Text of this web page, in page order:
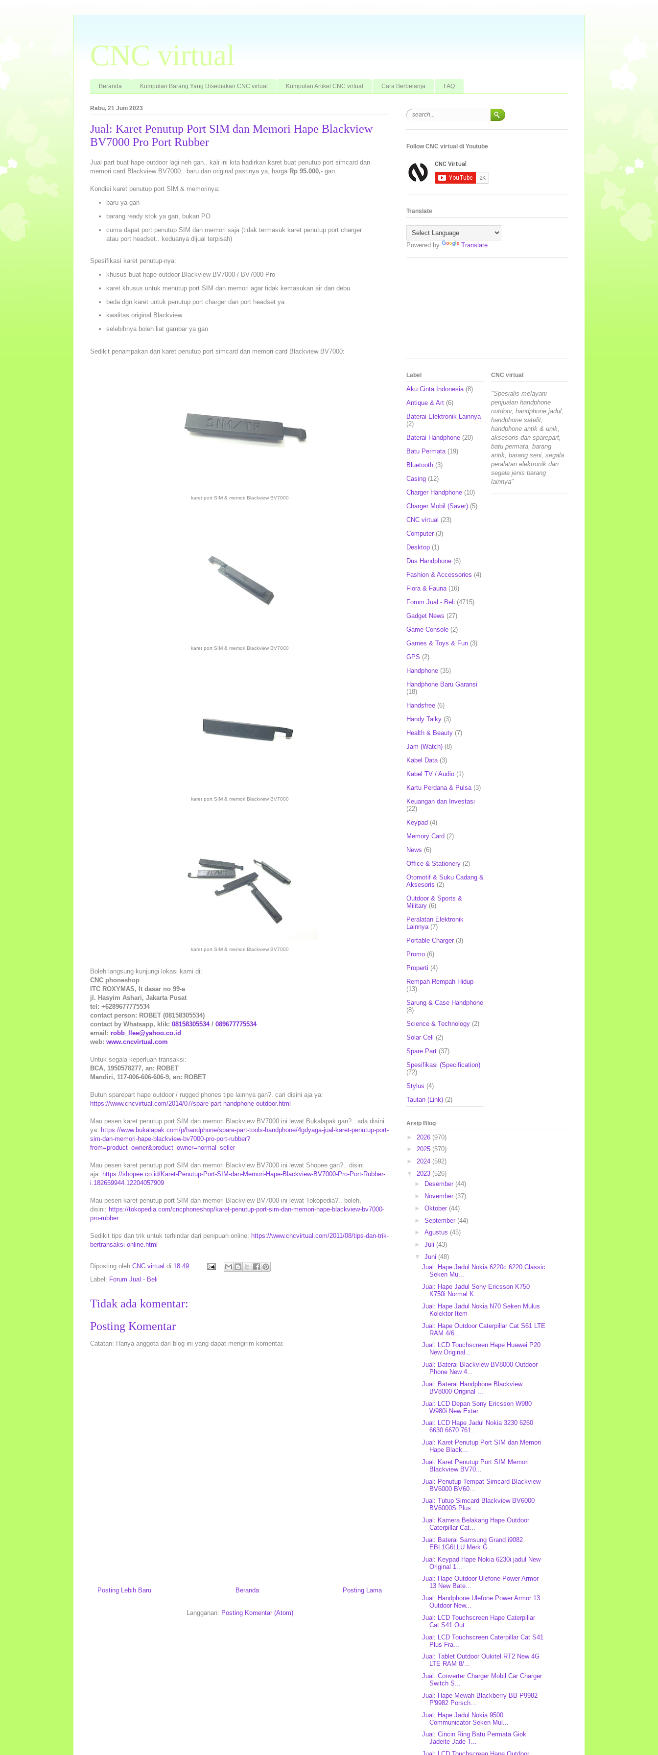
CNC virtual
Beranda Kumpulan Barang Yang Disediakan CNC virtual Kumpulan Artikel CNC virtual Cara Berbelanja FAQ
Rabu, 21 Juni 2023
Jual: Karet Penutup Port SIM dan Memori Hape Blackview
BV7000 Pro Port Rubber
Jual part buat hape outdoor lagi neh gan.. kali ini kita hadirkan karet buat penutup port simcard dan
memori card Blackview BV7000.. baru dan original pastinya ya, harga Rp 95.000,- gan..
Kondisi karet penutup port SIM & memorinya:
baru ya gan
barang ready stok ya gan, bukan PO
cuma dapat port penutup SIM dan memori saja (tidak termasuk karet penutup port charger
atau port headset.. keduanya dijual terpisah)
Spesifikasi karet penutup-nya:
khusus buat hape outdoor Blackview BV7000 / BV7000 Pro
karet khusus untuk menutup port SIM dan memori agar tidak kemasukan air dan debu
beda dgn karet untuk penutup port charger dan port headset ya
kwalitas original Blackview
selebihnya boleh liat gambar ya gan
Sedikit penampakan dari karet penutup port simcard dan memori card Blackview BV7000:
karet port SIM & memori Blackview BV7000
karet port SIM & memori Blackview BV7000
karet port SIM & memori Blackview BV7000
karet port SIM & memori Blackview BV7000
Boleh langsung kunjungi lokasi kami di:
CNC phoneshop
ITC ROXYMAS, lt dasar no 99-a
jl. Hasyim Ashari, Jakarta Pusat
tel: +6289677775534
contact person: ROBET (08158305534)
contact by Whatsapp, klik: 08158305534/ 089677775534
email: robb_llee@yahoo.co.id
web: www.cncvirtual.com
Untuk segala keperluan transaksi:
BCA, 1950578277, an: ROBET
Mandiri, 117-006-606-606-9, an: ROBET
Butuh sparepart hape outdoor / rugged phones tipe lainnya gan?. cari disini aja ya:
https://www.cncvirtual.com/2014/07/spare-part-handphone-outdoor.html
Mau pesen karet penutup port SIM dan memori Blackview BV7000 ini lewat Bukalapak gan?.. ada disini
ya: https://www.bukalapak.com/p/handphone/spare-part-tools-handphone/4gdyaga-jual-karet-penutup-port-
sim-dan-memori-hape-blackview-bv7000-pro-port-rubber?
from=product_owner&product_owner=normal_seller
Mau pesen karet penutup port SIM dan memori Blackview BV7000 ini lewat Shopee gan?.. disini
aja: https://shopee.co.id/Karet-Penutup-Port-SIM-dan-Memori-Hape-Blackview-BV7000-Pro-Port-Rubber-
i.182659944.12204057909
Mau pesen karet penutup port SIM dan memori Blackview BV7000 ini lewat Tokopedia?.. boleh,
disini: https://tokopedia.com/cncphoneshop/karet-penutup-port-sim-dan-memori-hape-blackview-bv7000-
pro-rubber
Sedikit tips dan trik untuk terhindar dari penipuan online: https://www.cncvirtual.com/2011/08/tips-dan-trik-
bertransaksi-online.html
Diposting oleh CNC virtual di 18.49
Label: Forum Jual - Beli
Tidak ada komentar:
Posting Komentar
Catatan: Hanya anggota dari blog ini yang dapat mengirim komentar.
Posting Lebih Baru Posting Lama
Beranda
Langganan: Posting Komentar (Atom)
Follow CNC virtual di Youtube
Translate
Powered by Translate
Label
Aku Cinta Indonesia (8)
Antique & Art (6)
Baterai Elektronik Lainnya
(2)
Baterai Handphone (20)
Batu Permata (19)
Bluetooth (3)
Casing (12)
Charger Handphone (10)
Charger Mobil (Saver) (5)
CNC virtual (23)
Computer (3)
Desktop (1)
Dus Handphone (6)
Fashion & Accessories (4)
Flora & Fauna (16)
Forum Jual - Beli (4715)
Gadget News (27)
Game Console (2)
Games & Toys & Fun (3)
GPS (2)
Handphone (35)
Handphone Baru Garansi
(18)
Handsfree (6)
Handy Talky (3)
Health & Beauty (7)
Jam (Watch) (8)
Kabel Data (3)
Kabel TV / Audio (1)
Kartu Perdana & Pulsa (3)
Keuangan dan Investasi
(22)
Keypad (4)
Memory Card (2)
News (6)
Office & Stationery (2)
Otomotif & Suku Cadang &
Aksesoris (2)
Outdoor & Sports &
Military (6)
Peralatan Elektronik
Lainnya (7)
Portable Charger (3)
Promo (6)
Properti (4)
Rempah-Rempah Hidup
(13)
Sarung & Case Handphone
(8)
Science & Technology (2)
Solar Cell (2)
Spare Part (37)
Spesifikasi (Specification)
(72)
Stylus (4)
Tautan (Link) (2)
CNC virtual
"Spesialis melayani
penjualan handphone
outdoor, handphone jadul,
handphone satelit,
handphone antik & unik,
aksesoris dan sparepart,
batu permata, barang
antik, barang seni, segala
peralatan elektronik dan
segala jenis barang
lainnya"
Arsip Blog
► 2026 (970)
► 2025 (570)
► 2024 (592)
▼ 2023 (526)
►
Desember (44)
►
November (37)
► Oktober (44)
► September (44)
► Agustus (45)
► Juli (43)
▼ Juni (48)
Jual: Hape Jadul Nokia 6220c 6220 Classic
Seken Mu...
Jual: Hape Jadul Sony Ericsson K750
K750i Normal K...
Jual: Hape Jadul Nokia N70 Seken Mulus
Kolektor Item
Jual: Hape Outdoor Caterpillar Cat S61 LTE
RAM 4/6...
Jual: LCD Touchscreen Hape Huawei P20
New Original...
Jual: Baterai Blackview BV8000 Outdoor
Phone New 4...
Jual: Baterai Handphone Blackview
BV8000 Original ...
Jual: LCD Depan Sony Ericsson W980
W980i New Exter...
Jual: LCD Hape Jadul Nokia 3230 6260
6630 6670 761...
Jual: Karet Penutup Port SIM dan Memori
Hape Black...
Jual: Karet Penutup Port SIM Memori
Blackview BV70...
Jual: Penutup Tempat Simcard Blackview
BV6000 BV60...
Jual: Tutup Simcard Blackview BV6000
BV6000S Plus ...
Jual: Kamera Belakang Hape Outdoor
Caterpillar Cat...
Jual: Baterai Samsung Grand i9082
EBL1G6LLU Merk G...
Jual: Keypad Hape Nokia 6230i jadul New
Original 1...
Jual: Hape Outdoor Ulefone Power Armor
13 New Bate...
Jual: Handphone Ulefone Power Armor 13
Outdoor New...
Jual: LCD Touchscreen Hape Caterpillar
Cat S41 Out...
Jual: LCD Touchscreen Caterpillar Cat S41
Plus Fra...
Jual: Tablet Outdoor Oukitel RT2 New 4G
LTE RAM 8/...
Jual: Converter Charger Mobil Car Charger
Switch S...
Jual: Hape Mewah Blackberry BB P9982
P'9982 Porsch...
Jual: Hape Jadul Nokia 9500
Communicator Seken Mul...
Jual: Cincin Ring Batu Permata Giok
Jadeite Jade T...